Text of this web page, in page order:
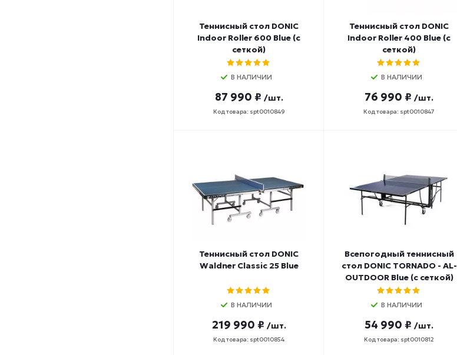
Теннисный стол DONIC
Indoor Roller 600 Blue (с
сеткой)
В НАЛИЧИИ
87 990 ₽ /шт.
Код товара: spt0010849
Теннисный стол DONIC
Indoor Roller 400 Blue (с
сеткой)
В НАЛИЧИИ
76 990 ₽ /шт.
Код товара: spt0010847
Теннисный стол DONIC
Waldner Classic 25 Blue
В НАЛИЧИИ
219 990 ₽ /шт.
Код товара: spt0010854
Всепогодный теннисный
стол DONIC TORNADO - AL-
OUTDOOR Blue (с сеткой)
В НАЛИЧИИ
54 990 ₽ /шт.
Код товара: spt0010812